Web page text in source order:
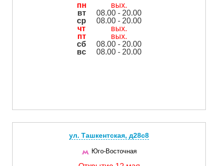
пн
вых.
вт
08.00 - 20.00
ср
08.00 - 20.00
чт
вых.
пт
вых.
сб
08.00 - 20.00
вс
08.00 - 20.00
ул. Ташкентская, д28с8
Юго-Восточная